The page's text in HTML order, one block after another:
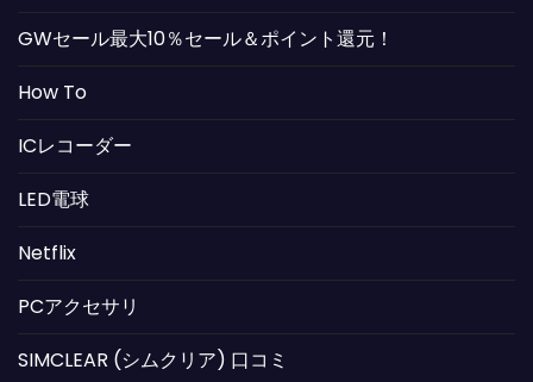
GWセール最大10％セール＆ポイント還元！
How To
ICレコーダー
LED電球
Netflix
PCアクセサリ
SIMCLEAR (シムクリア) 口コミ